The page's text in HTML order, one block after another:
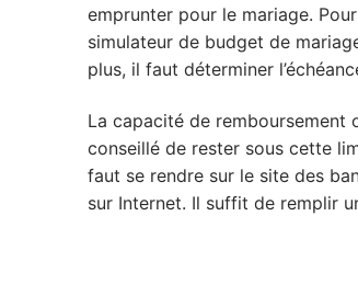
emprunter pour le mariage.
simulateur de budget de
plus, il faut déterminer
La capacité de remboursement
conseillé de rester sous cette
faut se rendre sur le site des
sur Internet. Il suffit de remplir